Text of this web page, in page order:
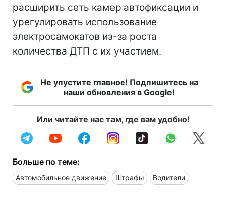
расширить сеть камер автофиксации и
урегулировать использование
электросамокатов из-за роста
количества ДТП с их участием.
Не упустите главное! Подпишитесь на
наши обновления в Google!
Или читайте нас там, где вам удобно!
Больше по теме:
Автомобильное движение Штрафы Водители